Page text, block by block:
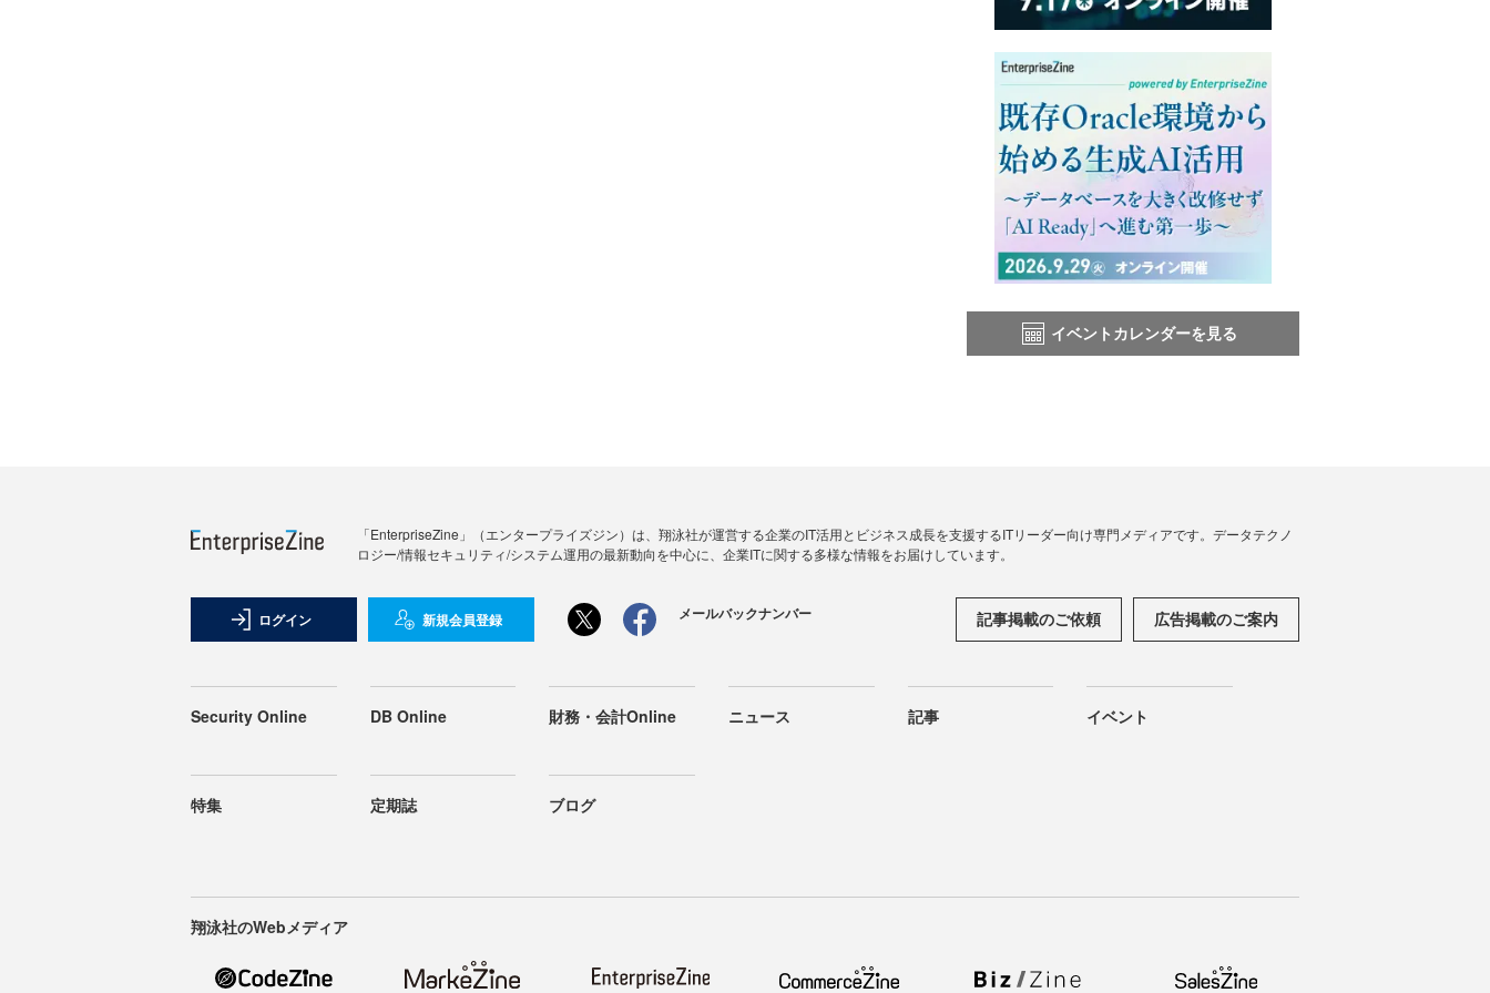
イベントカレンダーを見る
「EnterpriseZine」（エンタープライズジン）は、翔泳社が運営する企業のIT活用とビジネス成長を支援するITリーダー向け専門メディアです。データテクノ
ロジー/情報セキュリティ/システム運用の最新動向を中心に、企業ITに関する多様な情報をお届けしています。
ログイン 新規会員登録 メールバックナンバー 記事掲載のご依頼 広告掲載のご案内
Security Online DB Online 財務・会計Online ニュース 記事 イベント
特集 定期誌 ブログ
翔泳社のWebメディア